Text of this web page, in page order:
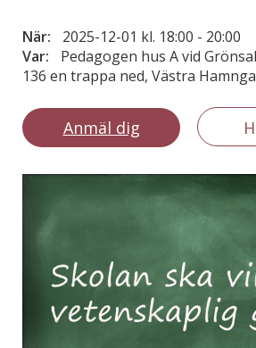
När: 2025-12-01 kl. 18:00 - 20:00
Var:
Pedagogen hus A vid
136 en trappa ned, Västra
Anmäl dig